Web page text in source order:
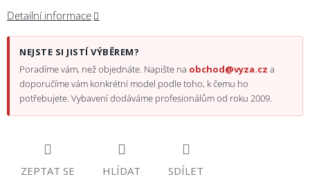
Detailní informace
NEJSTE SI JISTÍ VÝBĚREM?
Poradíme vám, než objednáte. Napište na obchod@vyza.cz a
doporučíme vám konkrétní model podle toho, k čemu ho
potřebujete. Vybavení dodáváme profesionálům od roku 2009.
ZEPTAT SE HLÍDAT SDÍLET